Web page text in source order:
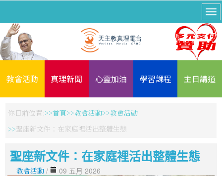
教會活動 真理新聞 心靈加油 學習課程 主日講道
你目前位置: 首頁 教會活動
教會活動
聖座新文件：在家庭裡活出整體生態
聖座新文件：在家庭裡活出整體生態
教會活動 / 09 五月 2026